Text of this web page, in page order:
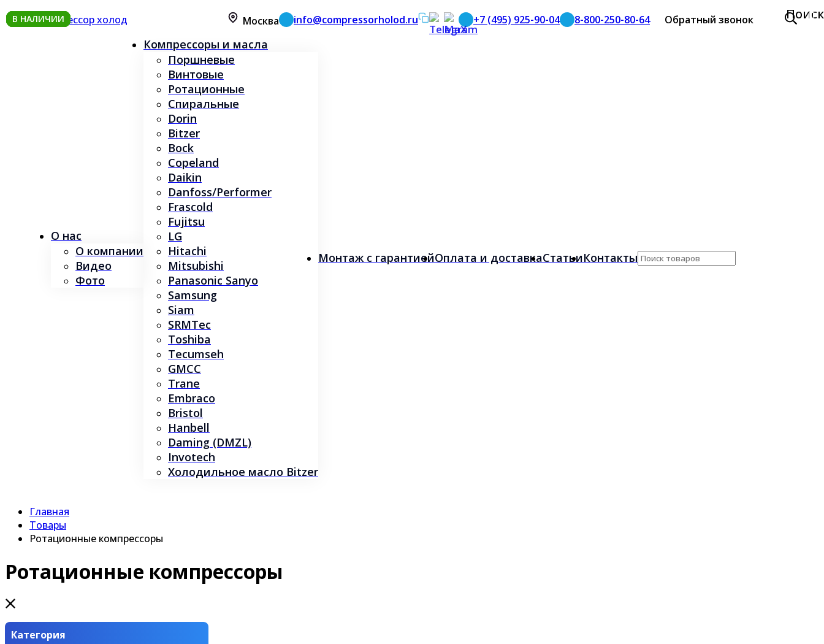
Москва info@compressorholod.ru +7 (495) 925-90-04 8-800-250-80-64 Обратный звонок
О нас
О компании
Видео
Фото
Компрессоры и масла
Поршневые
Винтовые
Ротационные
Спиральные
Dorin
Bitzer
Bock
Copeland
Daikin
Danfoss/Performer
Frascold
Fujitsu
LG
Hitachi
Mitsubishi
Panasonic Sanyo
Samsung
Siam
SRMTec
Toshiba
Tecumseh
GMCC
Trane
Embraco
Bristol
Hanbell
Daming (DMZL)
Invotech
Холодильное масло Bitzer
Монтаж с гарантиейОплата и доставкаСтатьиКонтакты Поиск
Поиск
Главная
Товары
Ротационные компрессоры
Ротационные компрессоры
Категория
В НАЛИЧИИ
В НАЛИЧИИ
В НАЛИЧИИ
В НАЛИЧИИ
В НАЛИЧИИ
В НАЛИЧИИ
В НАЛИЧИИ
В НАЛИЧИИ
В НАЛИЧИИ